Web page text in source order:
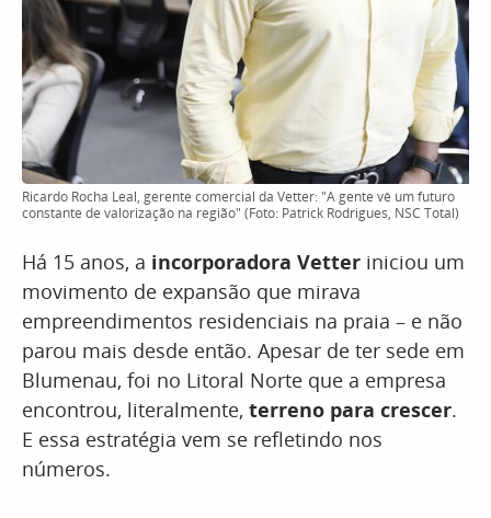
Ricardo Rocha Leal, gerente comercial da Vetter: "A gente vê um futuro
constante de valorização na região" (Foto: Patrick Rodrigues, NSC Total)
Há 15 anos, a incorporadora Vetter iniciou um
movimento de expansão que mirava
empreendimentos residenciais na praia – e não
parou mais desde então. Apesar de ter sede em
Blumenau, foi no Litoral Norte que a empresa
encontrou, literalmente, terreno para crescer.
E essa estratégia vem se refletindo nos
números.